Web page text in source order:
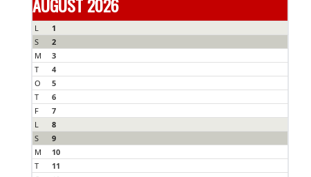
L
1
S
2
M
3
T
4
O
5
T
6
F
7
L
8
S
9
M
10
T
11